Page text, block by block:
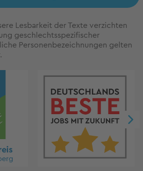
Lesbarkeit der Texte verzichten
geschlechtsspezifischer
Personenbezeichnungen gelten